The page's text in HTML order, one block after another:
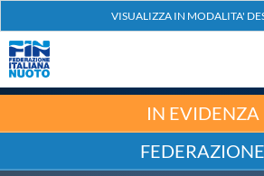
Nuoto
IN EVIDENZA
FEDERAZIONE